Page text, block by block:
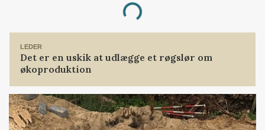
Loading...
LEDER
Det er en uskik at udlægge et røgslør om
økoproduktion